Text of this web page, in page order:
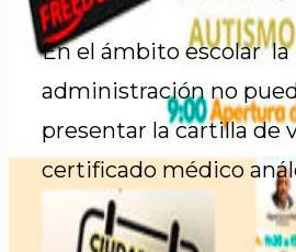
En el ámbito escolar la
administración no
presentar la cartilla de
certificado médico